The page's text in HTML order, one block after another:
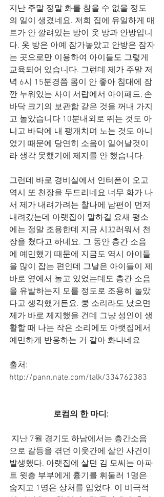
지난 주말 정말 화를 참을 수 없을 정도
의 일이 생겼네요. 저희 집에 유일하게 매
트가 안 깔려있는 방이 옷 방과 안방입니
다. 옷 방은 아예 잠가놓았고 안방은 잠자
는 곳으로만 이용하여 아이들도 그렇게
교육되어 있습니다. 그런데 제가 주말 저
녁 6시 15분경쯤 몸이 안 좋아 침대에 잠
깐 누워있는 사이 서랍에서 아이패드, 손
바닥 크기의 보관함 같은 것을 꺼내 가지
고 놀았습니다 10분내외로 뛰는 것도 아
니고 바닥에 내 팽개치며 노는 것도 아니
었기 때문에 당연히 소음이 일어날것이
라 생각 못했기에 제지를 안 했습니다.
그런데 바로 경비실에서 인터폰이 오고
역시 또 천장을 두드리네요 너무 화가 나
서 제가 내려가려는 찰나에 남편이 먼저
내려갔는데 아랫집이 말하길 요새 평소
에는 정말 조용한데 지금 시끄러워서 천
장을 쳤다고 하네요. 그 동안 층간 소음
에 예민했기 때문에 지금도 역시 아이들
을 많이 잡는 편인데 그날은 아이들이 제
바로 옆에서 놀고 있었는데도 층간 소음
을 유발하는지 모를 정도로 조용히 놀았
다고 생각했거든요. 쿵 소리라도 났으면
제가 바로 제지했을 건데 그냥 성인이 생
활할 때 나는 작은 소리에도 아랫집에서
예민하게 반응하는 거 같아 화나네요
출처:
http://pann.nate.com/talk/334762383
로컴의 한 마디:
으로 갈등을 겪던 이웃간에 살인 사건이
발생했다. 아랫집에 살던 김 모씨는 아파
트 윗층 부부에게 흉기를 휘둘러 1명은
숨지고 1명은 상처를 입었다. 이 비극적